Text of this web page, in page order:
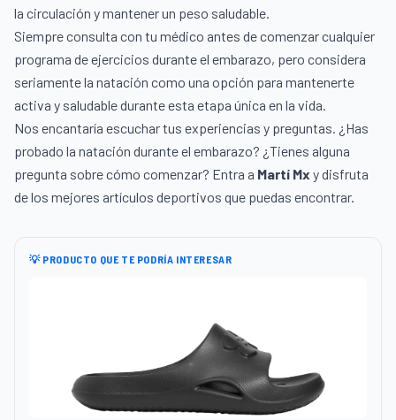
la circulación y mantener un peso saludable.
Siempre consulta con tu médico antes de comenzar cualquier
programa de ejercicios durante el embarazo, pero considera
seriamente la natación como una opción para mantenerte
activa y saludable durante esta etapa única en la vida.
Nos encantaría escuchar tus experiencias y preguntas. ¿Has
probado la natación durante el embarazo? ¿Tienes alguna
pregunta sobre cómo comenzar? Entra a Martí Mx y disfruta
de los mejores artículos deportivos que puedas encontrar.
💡 PRODUCTO QUE TE PODRÍA INTERESAR